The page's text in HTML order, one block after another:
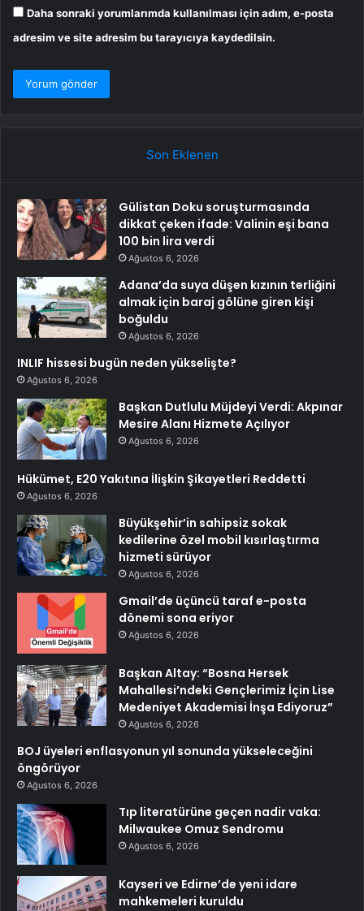
Daha sonraki yorumlarımda kullanılması için adım, e-posta
adresim ve site adresim bu tarayıcıya kaydedilsin.
Son Eklenen
Gülistan Doku soruşturmasında
dikkat çeken ifade: Valinin eşi bana
100 bin lira verdi
Ağustos 6, 2026
Adana’da suya düşen kızının terliğini
almak için baraj gölüne giren kişi
boğuldu
Ağustos 6, 2026
INLIF hissesi bugün neden yükselişte?
Ağustos 6, 2026
Başkan Dutlulu Müjdeyi Verdi: Akpınar
Mesire Alanı Hizmete Açılıyor
Ağustos 6, 2026
Hükümet, E20 Yakıtına İlişkin Şikayetleri Reddetti
Ağustos 6, 2026
Büyükşehir’in sahipsiz sokak
kedilerine özel mobil kısırlaştırma
hizmeti sürüyor
Ağustos 6, 2026
Gmail’de üçüncü taraf e-posta
dönemi sona eriyor
Ağustos 6, 2026
Başkan Altay: “Bosna Hersek
Mahallesi’ndeki Gençlerimiz İçin Lise
Medeniyet Akademisi İnşa Ediyoruz”
Ağustos 6, 2026
BOJ üyeleri enflasyonun yıl sonunda yükseleceğini
öngörüyor
Ağustos 6, 2026
Tıp literatürüne geçen nadir vaka:
Milwaukee Omuz Sendromu
Ağustos 6, 2026
Kayseri ve Edirne’de yeni idare
mahkemeleri kuruldu